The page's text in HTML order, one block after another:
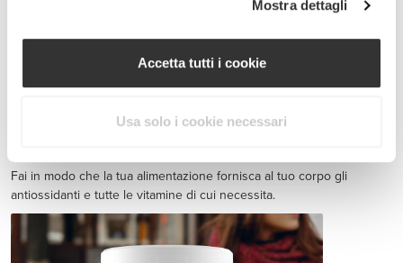
Mostra dettagli
Accetta tutti i cookie
Usa solo i cookie necessari
Salute dell'atleta
Fai in modo che la tua alimentazione fornisca al tuo corpo gli
antiossidanti e tutte le vitamine di cui necessita.